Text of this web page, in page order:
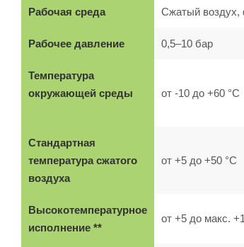
Рабочая среда Сжатый воздух,
Рабочее давление 0,5–10 бар
Температура
окружающей среды
от -10 до +60 °C
Стандартная
температура сжатого
воздуха
от +5 до +50 °C
Высокотемпературное
исполнение **
от +5 до макс.